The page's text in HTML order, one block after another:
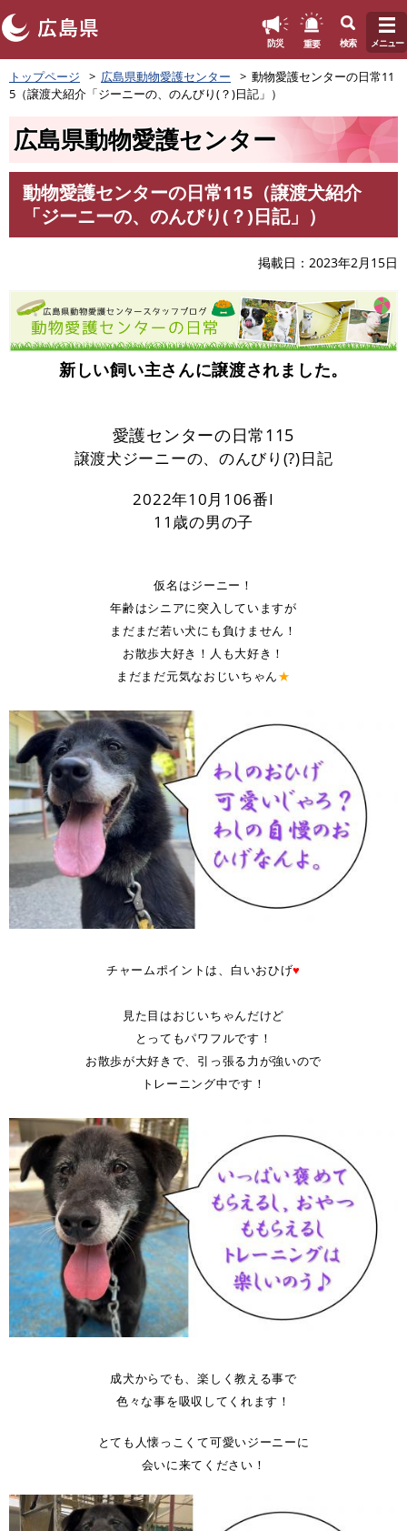
ペ
ー
ジ
防災 重要 検索 メニュー
トップページ 広島県動物愛護センター
動物愛護センターの日常11
5（譲渡犬紹介「ジーニーの、のんびり(？)日記」）
広島県動物愛護センター
動物愛護センターの日常115（譲渡犬紹介
「ジーニーの、のんびり(？)日記」）
掲載日 2023年2月15日
新しい飼い主さんに譲渡されました。
愛護センターの日常115
譲渡犬ジーニーの、のんびり(?)日記
2022年10月106番I
11歳の男の子
仮名はジーニー！
年齢はシニアに突入していますが
まだまだ若い犬にも負けません！
お散歩大好き！人も大好き！
まだまだ元気なおじいちゃん★
チャームポイントは、白いおひげ♥
見た目はおじいちゃんだけど
とってもパワフルです！
お散歩が大好きで、引っ張る力が強いので
トレーニング中です！
成犬からでも、楽しく教える事で
色々な事を吸収してくれます！
とても人懐っこくて可愛いジーニーに
会いに来てください！